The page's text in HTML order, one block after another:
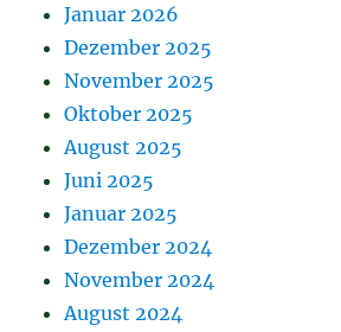
Januar 2026
Dezember 2025
November 2025
Oktober 2025
August 2025
Juni 2025
Januar 2025
Dezember 2024
November 2024
August 2024